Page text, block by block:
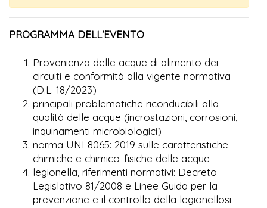
PROGRAMMA DELL’EVENTO
Provenienza delle acque di alimento dei
circuiti e conformità alla vigente normativa
(D.L. 18/2023)
principali problematiche riconducibili alla
qualità delle acque (incrostazioni, corrosioni,
inquinamenti microbiologici)
norma UNI 8065: 2019 sulle caratteristiche
chimiche e chimico-fisiche delle acque
legionella, riferimenti normativi: Decreto
Legislativo 81/2008 e Linee Guida per la
prevenzione e il controllo della legionellosi